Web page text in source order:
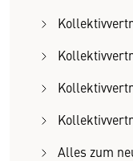
Alles zum